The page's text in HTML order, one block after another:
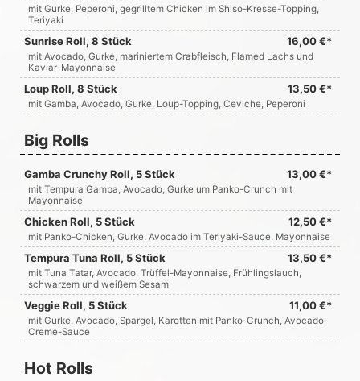
mit Gurke, Peperoni, gegrilltem Chicken im Shiso-Kresse-Topping,
Teriyaki
Sunrise Roll, 8 Stück 16,00 €*
mit Avocado, Gurke, mariniertem Crabfleisch, Flamed Lachs und
Kaviar-Mayonnaise
Loup Roll, 8 Stück 13,50 €*
mit Gamba, Avocado, Gurke, Loup-Topping, Ceviche, Peperoni
Big Rolls
Gamba Crunchy Roll, 5 Stück 13,00 €*
mit Tempura Gamba, Avocado, Gurke um Panko-Crunch mit
Mayonnaise
Chicken Roll, 5 Stück 12,50 €*
mit Panko-Chicken, Gurke, Avocado im Teriyaki-Sauce, Mayonnaise
Tempura Tuna Roll, 5 Stück 13,50 €*
mit Tuna Tatar, Avocado, Trüffel-Mayonnaise, Frühlingslauch,
schwarzem und weißem Sesam
Veggie Roll, 5 Stück 11,00 €*
mit Gurke, Avocado, Spargel, Karotten mit Panko-Crunch, Avocado-
Creme-Sauce
Hot Rolls